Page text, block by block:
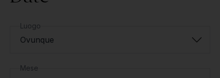
Luogo
Ovunque
Mese